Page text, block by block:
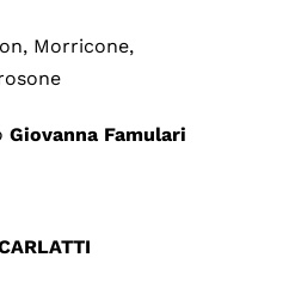
Morricone,
Giovanna Famulari